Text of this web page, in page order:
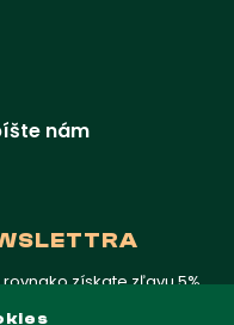
nám
získate zľavu 5%